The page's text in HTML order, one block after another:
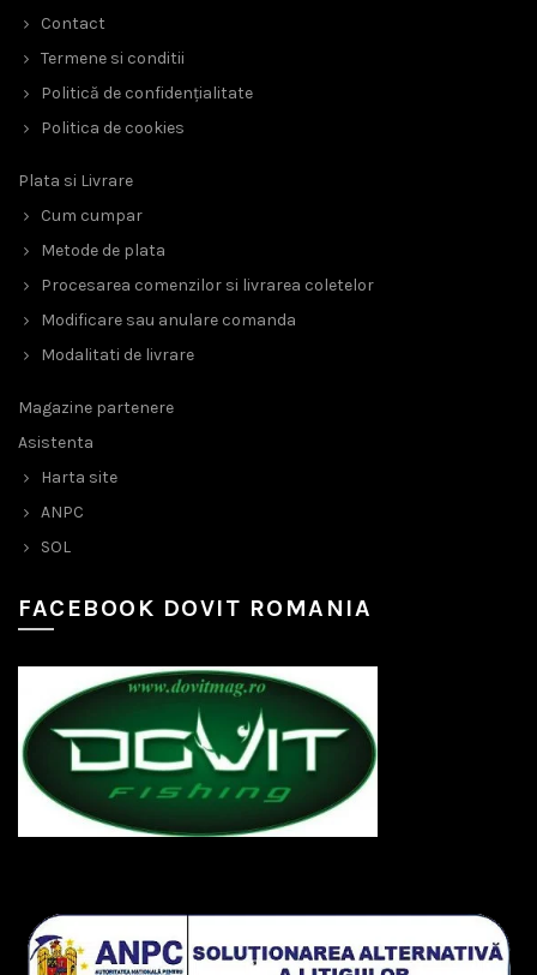
Contact
Termene si conditii
Politică de confidențialitate
Politica de cookies
Plata si Livrare
Cum cumpar
Metode de plata
Procesarea comenzilor si livrarea coletelor
Modificare sau anulare comanda
Modalitati de livrare
Magazine partenere
Asistenta
Harta site
ANPC
SOL
FACEBOOK DOVIT ROMANIA